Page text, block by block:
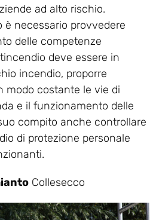
ad alto rischio.
necessario provvedere
delle competenze
deve essere in
incendio, proporre
modo costante le vie di
e il funzionamento delle
compito anche controllare
di protezione personale
Collesecco